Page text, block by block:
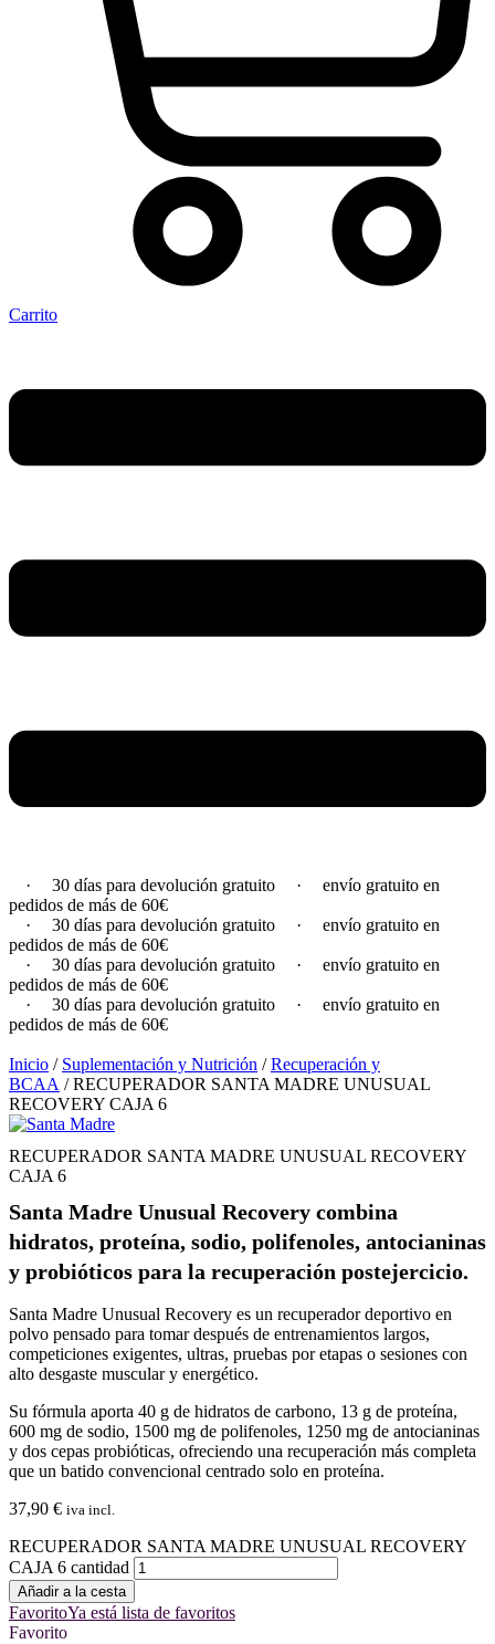
Carrito
· 30 días para devolución gratuito ·
envío gratuito en
pedidos de más de 60€
·
30 días para devolución gratuito ·
envío gratuito en
pedidos de más de 60€
·
30 días para devolución gratuito ·
envío gratuito en
pedidos de más de 60€
·
30 días para devolución gratuito ·
envío gratuito en
pedidos de más de 60€
Inicio / Suplementación y Nutrición /Recuperación y
BCAA / RECUPERADOR SANTA MADRE UNUSUAL
RECOVERY CAJA 6
RECUPERADOR SANTA MADRE UNUSUAL RECOVERY
CAJA 6
Santa Madre Unusual Recovery combina
hidratos, proteína, sodio, polifenoles, antocianinas
y probióticos para la recuperación postejercicio.
Santa Madre Unusual Recovery es un recuperador deportivo en
polvo pensado para tomar después de entrenamientos largos,
competiciones exigentes, ultras, pruebas por etapas o sesiones con
alto desgaste muscular y energético.
Su fórmula aporta 40 g de hidratos de carbono, 13 g de proteína,
600 mg de sodio, 1500 mg de polifenoles, 1250 mg de antocianinas
y dos cepas probióticas, ofreciendo una recuperación más completa
que un batido convencional centrado solo en proteína.
37,90 € iva incl.
RECUPERADOR SANTA MADRE UNUSUAL RECOVERY
CAJA 6 cantidad
Añadir a la cesta
FavoritoYa está lista de favoritos
Favorito